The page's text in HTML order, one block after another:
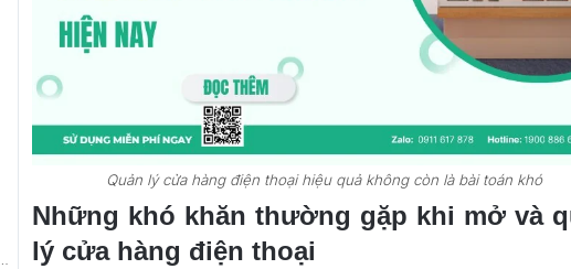
Quản lý cửa hàng điện thoại hiệu quả không còn là bài toán khó
Những khó khăn thường gặp khi mở và
lý cửa hàng điện thoại